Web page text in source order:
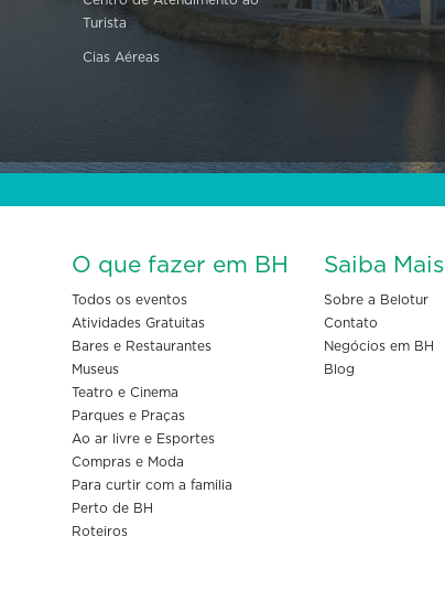
Turista
Cias Aéreas
O que fazer em BH
Todos os eventos
Atividades Gratuitas
Bares e Restaurantes
Museus
Teatro e Cinema
Parques e Praças
Ao ar livre e Esportes
Compras e Moda
Para curtir com a familia
Perto de BH
Roteiros
Saiba Mais
Sobre a Belotur
Contato
Negócios em BH
Blog